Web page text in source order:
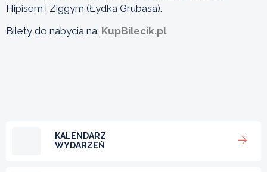
Hipisem i Ziggym (Łydka Grubasa).
Bilety do nabycia na: KupBilecik.pl
KALENDARZ
WYDARZEŃ